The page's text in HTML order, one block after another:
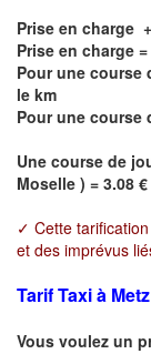
Prise en charge
Prise en charge
Pour une course
le km
Pour une course
Une course de
Moselle ) = 3.08
✓ Cette
et des imprévus
Tarif Taxi à
Vous voulez un